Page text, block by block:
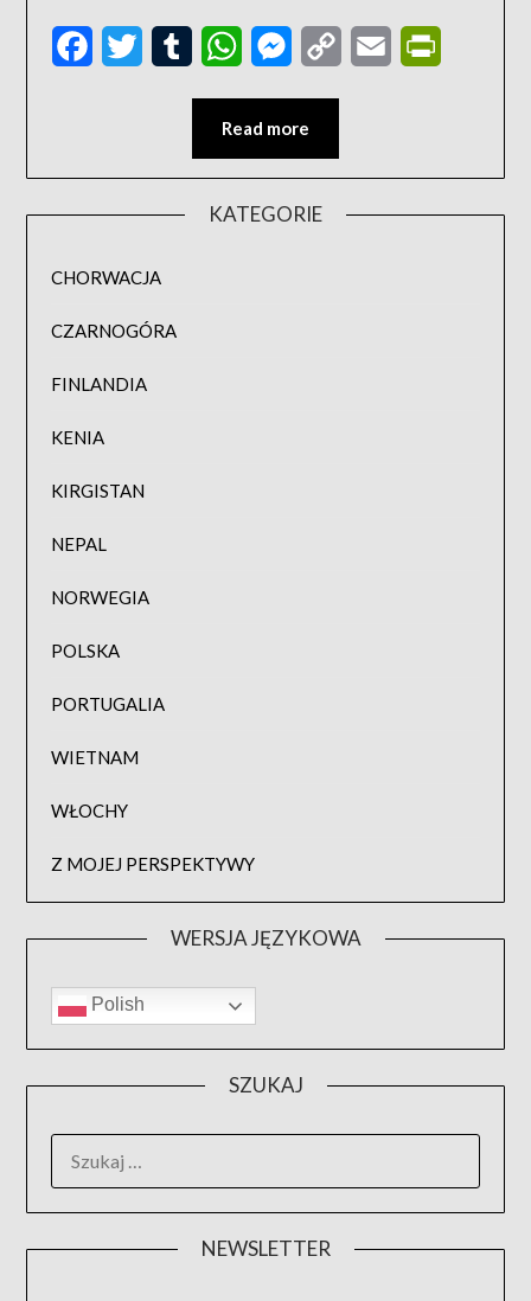
FacebookTwitter Tumblr WhatsAppMessenger
Copy
Email
Read more
KATEGORIE
CHORWACJA
CZARNOGÓRA
FINLANDIA
KENIA
KIRGISTAN
NEPAL
NORWEGIA
POLSKA
PORTUGALIA
WIETNAM
WŁOCHY
Z MOJEJ PERSPEKTYWY
WERSJA JĘZYKOWA
Polish
SZUKAJ
NEWSLETTER